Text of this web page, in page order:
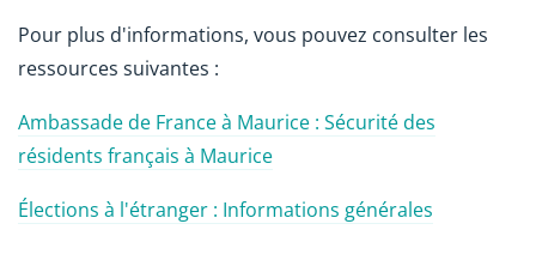
Pour plus d'informations, vous pouvez consulter les
ressources suivantes :
Ambassade de France à Maurice : Sécurité des
résidents français à Maurice
Élections à l'étranger : Informations générales